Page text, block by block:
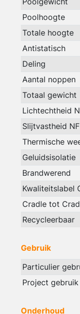
Poolhoogte
Totale hoogte
Antistatisch
Deling
Aantal noppen
Totaal gewicht
Lichtechtheid
Slijtvastheid
Thermische
Geluidsisolatie
Brandwerend
Kwaliteitslabel
Cradle tot
Recycleerbaar
Gebruik
Particulier
Project gebruik
Onderhoud